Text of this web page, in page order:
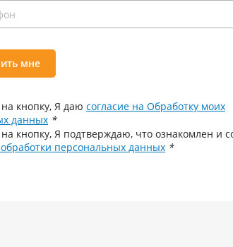
мне
кнопку, Я даю согласие на Обработку моих
данных *
кнопку, Я подтверждаю, что ознакомлен и
персональных данных *